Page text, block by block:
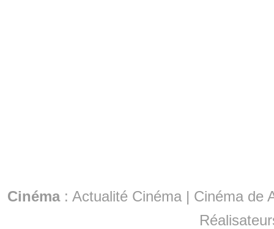
Cinéma: Actualité Cinéma | Cinéma de